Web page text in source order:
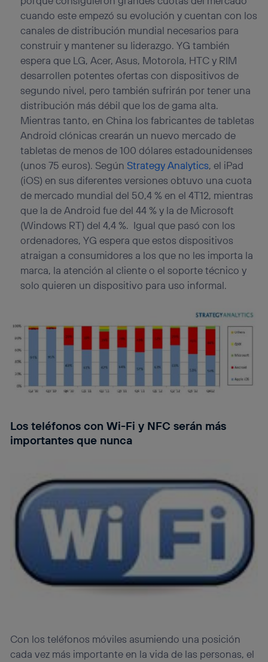
cuando este empezó su evolución y cuentan con los
canales de distribución mundial necesarios para
construir y mantener su liderazgo. YG también
espera que LG, Acer, Asus, Motorola, HTC y RIM
desarrollen potentes ofertas con dispositivos de
segundo nivel, pero también sufrirán por tener una
distribución más débil que los de gama alta.
Mientras tanto, en China los fabricantes de tabletas
Android clónicas crearán un nuevo mercado de
tabletas de menos de 100 dólares estadounidenses
(unos 75 euros). Según Strategy Analytics, el iPad
(iOS) en sus diferentes versiones obtuvo una cuota
de mercado mundial del 50,4 % en el 4T12, mientras
que la de Android fue del 44 % y la de Microsoft
(Windows RT) del 4,4 %. Igual que pasó con los
ordenadores, YG espera que estos dispositivos
atraigan a consumidores a los que no les importa la
marca, la atención al cliente o el soporte técnico y
solo quieren un dispositivo para uso informal.
Los teléfonos con Wi-Fi y NFC serán más
importantes que nunca
Con los teléfonos móviles asumiendo una posición
cada vez más importante en la vida de las personas, el